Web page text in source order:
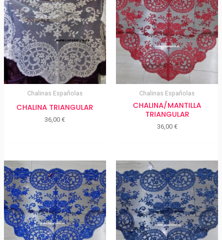
Chalinas Españolas
CHALINA TRIANGULAR
36,00€
Chalinas Españolas
CHALINA/MANTILLA
TRIANGULAR
36,00 €